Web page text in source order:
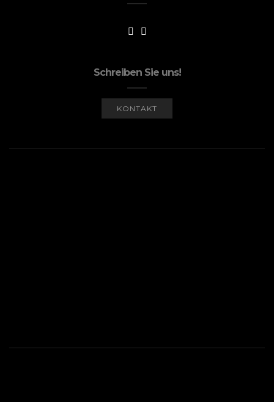
Schreiben Sie uns!
KONTAKT